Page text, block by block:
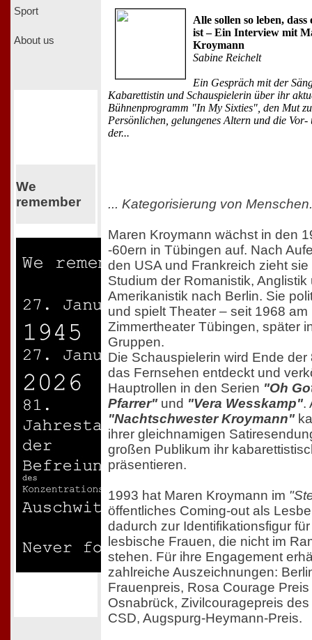
Sport
About us
We
remember
Alle sollen so leben, dass
ist – Ein Interview mit
Kroymann
Sabine Reichelt
Ein Gespräch mit der
Kabarettistin und Schauspielerin über ihr
Bühnenprogramm "In My Sixties", den Mut
Persönlichen, gelungenes Altern und die Vor-
der...
... Kategorisierung von Menschen.
Maren Kroymann wächst in den
-60ern in Tübingen auf. Nach
den USA und Frankreich zieht
Studium der Romanistik, Anglistik
Amerikanistik nach Berlin. Sie
und spielt Theater – seit 1968 am
Zimmertheater Tübingen, später
Gruppen.
Die Schauspielerin wird Ende der
das Fernsehen entdeckt und
Hauptrollen in den Serien "Oh
Pfarrer" und "Vera Wesskamp".
"Nachtschwester Kroymann"
ihrer gleichnamigen
großen Publikum ihr
präsentieren.
1993 hat Maren Kroymann im
öffentliches Coming-out als
dadurch zur Identifikationsfigur
lesbische Frauen, die nicht im
stehen. Für ihre Engagement
zahlreiche Auszeichnungen:
Frauenpreis, Rosa Courage Preis
Osnabrück, Zivilcouragepreis des
CSD, Augspurg-Heymann-Preis.